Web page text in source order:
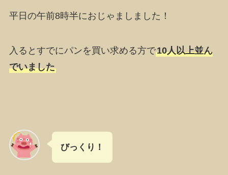
平日の午前8時半におじゃましました！
入るとすでにパンを買い求める方で10人以上並ん
でいました
びっくり！